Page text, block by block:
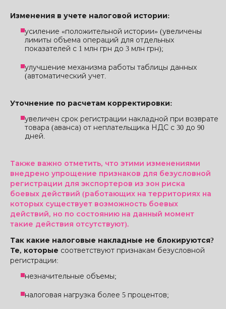
Изменения в учете налоговой истории:
усиление «положительной истории» (увеличены
лимиты объема операций для отдельных
показателей с 1 млн грн до 3 млн грн);
улучшение механизма работы таблицы данных
(автоматический учет.
Уточнение по расчетам корректировки:
увеличен срок регистрации накладной при возврате
товара (аванса) от неплательщика НДС с 30 до 90
дней.
Также важно отметить, что этими изменениями
внедрено упрощение признаков для безусловной
регистрации для экспортеров из зон риска
боевых действий (работающих на территориях на
которых существует возможность боевых
действий, но по состоянию на данный момент
такие действия отсутствуют).
Так какие налоговые накладные не блокируются?
Те, которые соответствуют признакам безусловной
регистрации:
незначительные объемы;
налоговая нагрузка более 5 процентов;